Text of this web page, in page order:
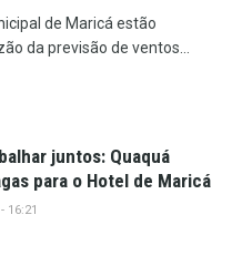
de Maricá estão
da previsão de ventos...
juntos: Quaquá
para o Hotel de Maricá
16:21